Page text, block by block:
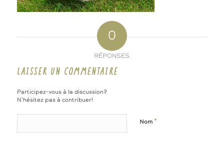
0
RÉPONSES
LAISSER UN COMMENTAIRE
Participez-vous à la discussion?
N'hésitez pas à contribuer!
Nom *